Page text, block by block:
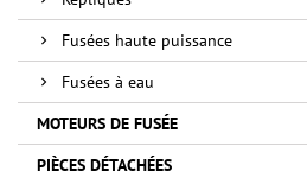
Fusées haute puissance
Fusées à eau
MOTEURS DE FUSÉE
PIÈCES DÉTACHÉES